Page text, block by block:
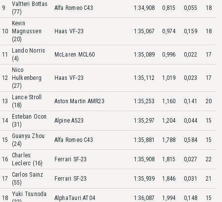
9
Valtteri Bottas
(77)
Alfa Romeo C43 1:34,908 0,815 0,055 18
10
Kevin
Magnussen
(20)
Haas VF-23 1:35,067 0,974 0,159 18
11
Lando Norris
(4)
McLaren MCL60 1:35,089 0,996 0,022 17
12
Nico
Hulkenberg
(27)
Haas VF-23 1:35,112 1,019 0,023 17
13
Lance Stroll
(18)
Aston Martin AMR23 1:35,253 1,160 0,141 20
14
Esteban Ocon
(31)
Alpine A523 1:35,297 1,204 0,044 15
15
Guanyu Zhou
(24)
Alfa Romeo C43 1:35,881 1,788 0,584 15
16
Charles
Leclerc (16)
Ferrari SF-23 1:35,908 1,815 0,027 22
17
Carlos Sainz
(55)
Ferrari SF-23 1:35,939 1,846 0,031 21
18
Yuki Tsunoda
AlphaTauri AT04 1:36,087 1,994 0,148 15